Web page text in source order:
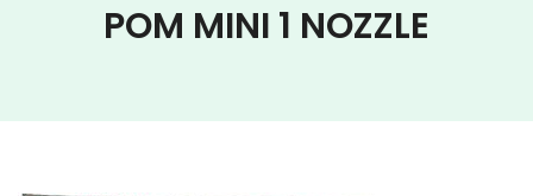
POM MINI 1 NOZZLE